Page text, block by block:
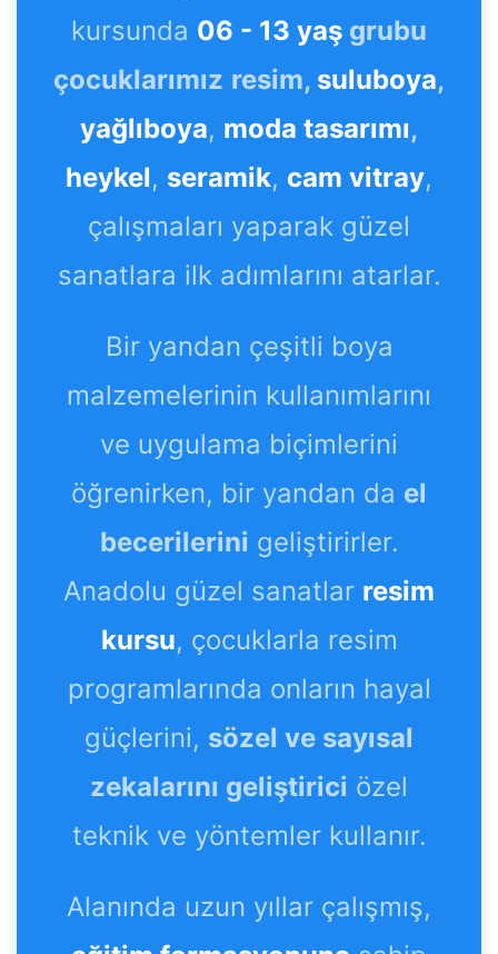
kursunda 06 - 13 yaş grubu
çocuklarımız resim, suluboya,
yağlıboya, moda tasarımı,
heykel, seramik, cam vitray,
çalışmaları yaparak güzel
sanatlara ilk adımlarını atarlar.
Bir yandan çeşitli boya
malzemelerinin kullanımlarını
ve uygulama biçimlerini
öğrenirken, bir yandan da el
becerilerini geliştirirler.
Anadolu güzel sanatlar resim
kursu, çocuklarla resim
programlarında onların hayal
güçlerini, sözel ve sayısal
zekalarını geliştirici özel
teknik ve yöntemler kullanır.
Alanında uzun yıllar çalışmış,